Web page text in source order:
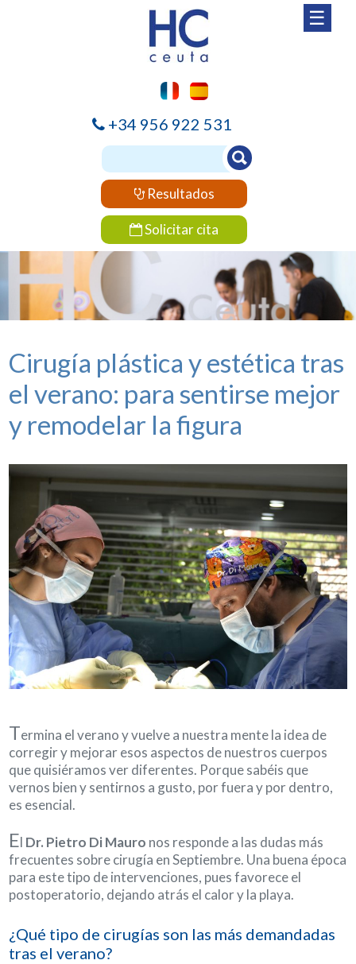
☰
+34 956 922 531
Resultados
Solicitar cita
Cirugía plástica y estética tras
el verano: para sentirse mejor
y remodelar la figura
Termina el verano y vuelve a nuestra mente la idea de
corregir y mejorar esos aspectos de nuestros cuerpos
que quisiéramos ver diferentes. Porque sabéis que
vernos bien y sentirnos a gusto, por fuera y por dentro,
es esencial.
El Dr. Pietro Di Mauro nos responde a las dudas más
frecuentes sobre cirugía en Septiembre. Una buena época
para este tipo de intervenciones, pues favorece el
postoperatorio, dejando atrás el calor y la playa.
¿Qué tipo de cirugías son las más demandadas
tras el verano?